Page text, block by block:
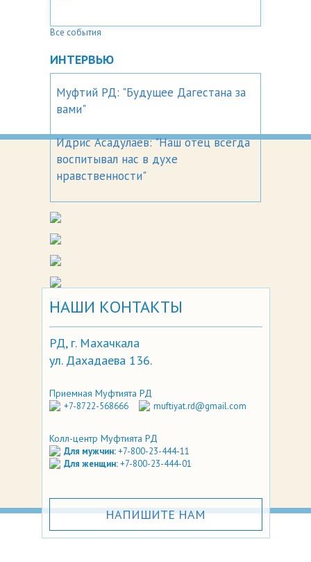
Все события
ИНТЕРВЬЮ
Муфтий РД: "Будущее Дагестана за
вами"
Идрис Асадулаев: "Наш отец всегда
воспитывал нас в духе
нравственности"
НАШИ КОНТАКТЫ
РД, г. Махачкала
ул. Дахадаева 136.
Приемная Муфтията РД
+7-8722-568666 muftiyat.rd@gmail.com
Колл-центр Муфтията РД
Для мужчин:+7-800-23-444-11
Для женщин:+7-800-23-444-01
НАПИШИТЕ НАМ